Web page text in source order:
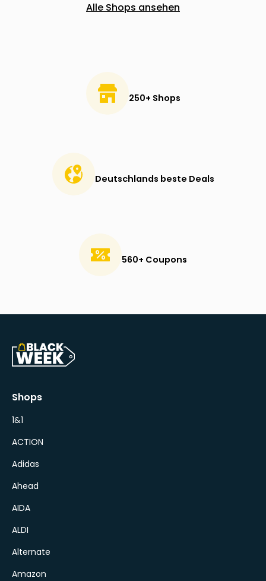
Alle Shops ansehen
250+ Shops
Deutschlands beste Deals
560+ Coupons
Shops
1&1
ACTION
Adidas
Ahead
AIDA
ALDI
Alternate
Amazon